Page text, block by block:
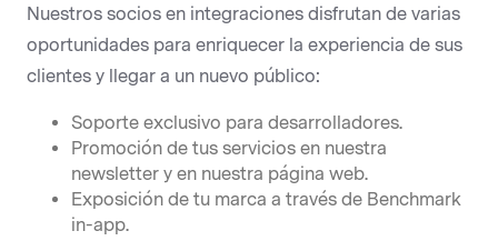
Nuestros socios en integraciones disfrutan de varias
oportunidades para enriquecer la experiencia de sus
clientes y llegar a un nuevo público:
Soporte exclusivo para desarrolladores.
Promoción de tus servicios en nuestra
newsletter y en nuestra página web.
Exposición de tu marca a través de Benchmark
in-app.